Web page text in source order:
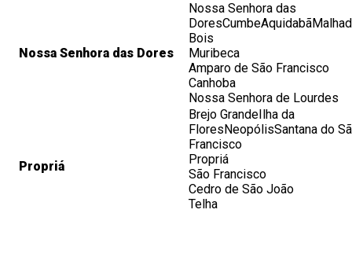
Nossa Senhora das Dores
Nossa Senhora das
Bois
Muribeca
Amparo de São Francisco
Canhoba
Nossa Senhora de Lourdes
Propriá
Brejo GrandeIlha da
FloresNeopólisSantana do
Francisco
Propriá
São Francisco
Cedro de São João
Telha